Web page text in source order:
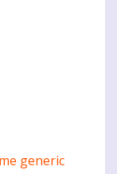
generic